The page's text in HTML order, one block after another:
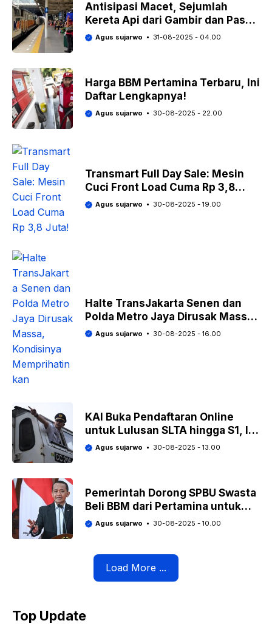
Antisipasi Macet, Sejumlah
Kereta Api dari Gambir dan Pasar
Senen Berhenti di Jatinegara
Agus sujarwo 31-08-2025 - 04.00
Harga BBM Pertamina Terbaru, Ini
Daftar Lengkapnya!
Agus sujarwo 30-08-2025 - 22.00
Transmart Full Day Sale: Mesin
Cuci Front Load Cuma Rp 3,8
Juta!
Agus sujarwo 30-08-2025 - 19.00
Halte TransJakarta Senen dan
Polda Metro Jaya Dirusak Massa,
Kondisinya Memprihatinkan
Agus sujarwo 30-08-2025 - 16.00
KAI Buka Pendaftaran Online
untuk Lulusan SLTA hingga S1, Ini
Posisi yang Tersedia!
Agus sujarwo 30-08-2025 - 13.00
Pemerintah Dorong SPBU Swasta
Beli BBM dari Pertamina untuk
Jaga Pasokan dan Neraca Dagang
Agus sujarwo 30-08-2025 - 10.00
Load More ...
Top Update